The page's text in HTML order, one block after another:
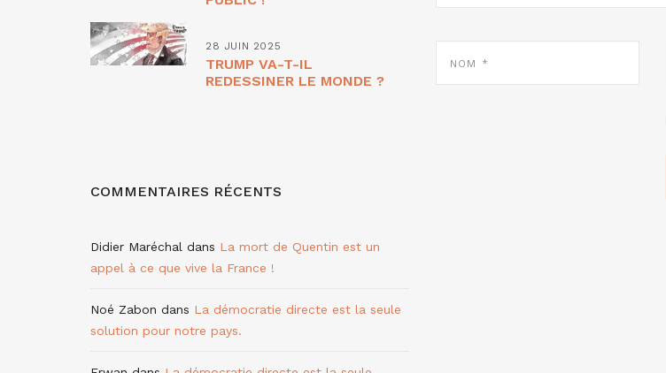
28 JUIN 2025
TRUMP VA-T-IL
REDESSINER LE MONDE ?
COMMENTAIRES RÉCENTS
Didier Maréchal dans La mort de Quentin est un
appel à ce que vive la France !
Noé Zabon dans La démocratie directe est la seule
solution pour notre pays.